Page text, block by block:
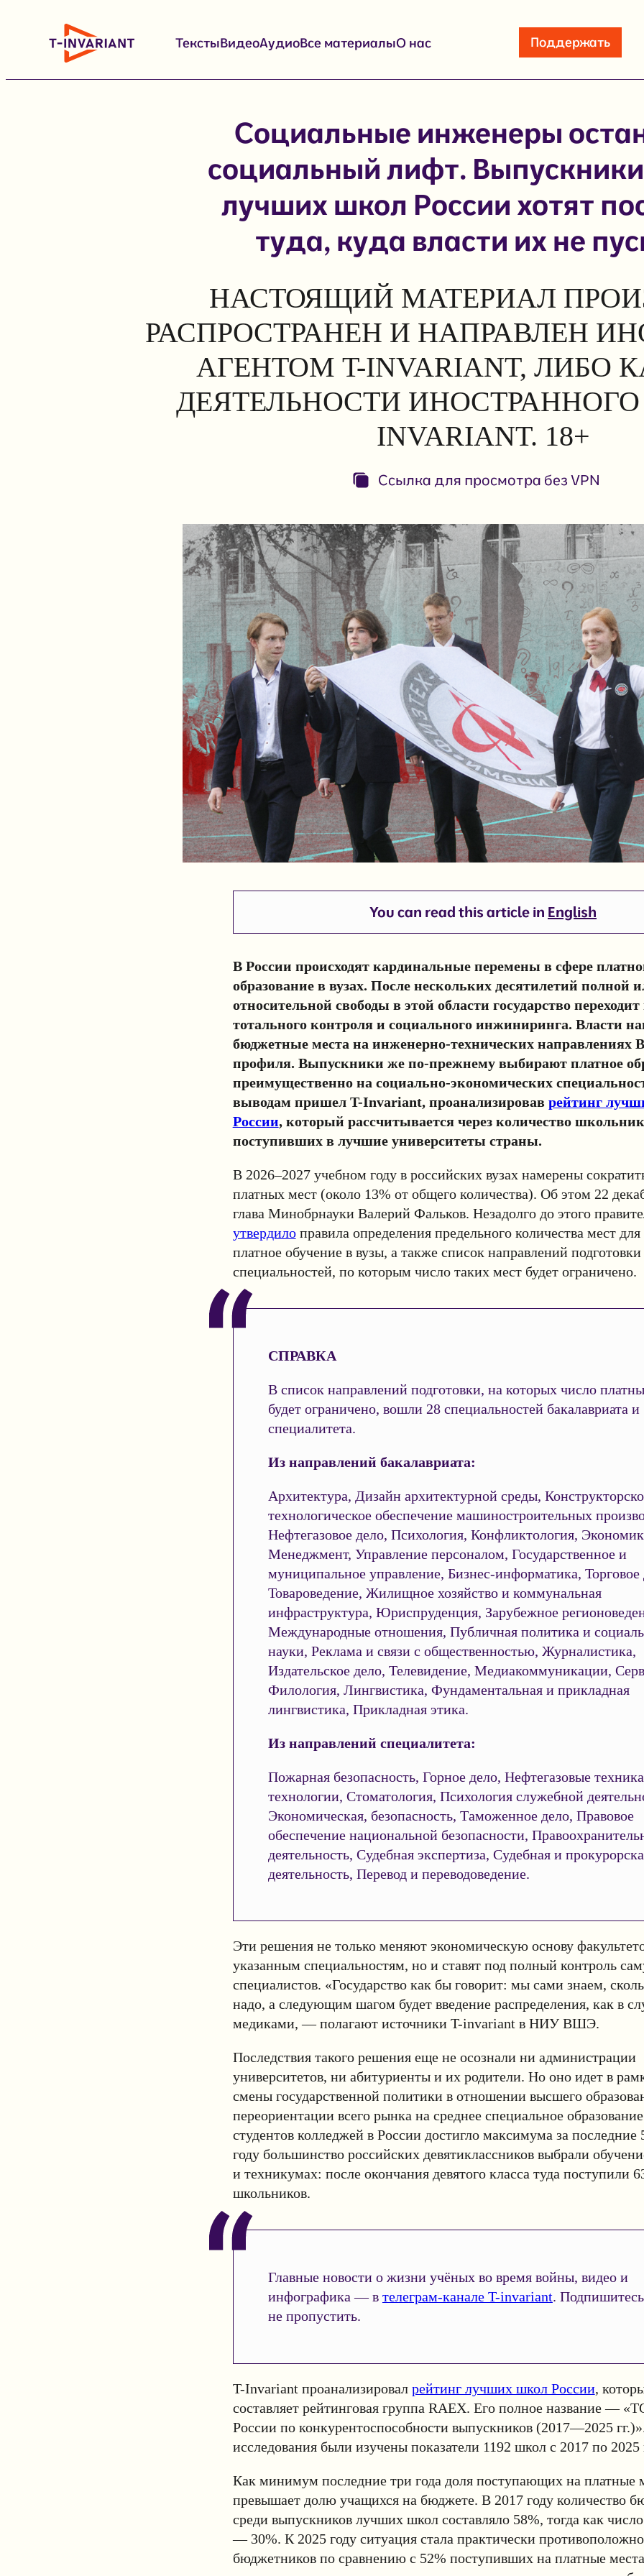
содержимому
ТекстыВидеоАудиоВсе материалыО нас Поддержать
Социальные инженеры
социальный лифт. Выпускники
лучших школ России хотят
туда, куда власти их не
НАСТОЯЩИЙ МАТЕРИАЛ
РАСПРОСТРАНЕН И НАПРАВЛЕН
АГЕНТОМ T-INVARIANT, ЛИБО
ДЕЯТЕЛЬНОСТИ ИНОСТРАННОГО
INVARIANT. 18+
Ссылка для просмотра без VPN
You can read this article in English
В России происходят кардинальные перемены в сфере
образование в вузах. После нескольких десятилетий полной
относительной свободы в этой области государство
тотального контроля и социального инжиниринга. Власти
бюджетные места на инженерно-технических направлениях
профиля. Выпускники же по-прежнему выбирают платное
преимущественно на социально-экономических
выводам пришел T-Invariant, проанализировав рейтинг
России, который рассчитывается через количество
поступивших в лучшие университеты страны.
В 2026–2027 учебном году в российских вузах намерены
платных мест (около 13% от общего количества). Об этом 22
глава Минобрнауки Валерий Фальков. Незадолго до этого
утвердилоправила определения предельного количества мест
платное обучение в вузы, а также список направлений
специальностей, по которым число таких мест будет ограничено.
СПРАВКА
В список направлений подготовки, на которых число
будет ограничено, вошли 28 специальностей бакалавриата и
специалитета.
Из направлений бакалавриата:
Архитектура, Дизайн архитектурной среды,
технологическое обеспечение машиностроительных
Нефтегазовое дело, Психология, Конфликтология,
Менеджмент, Управление персоналом, Государственное и
муниципальное управление, Бизнес-информатика, Торговое
Товароведение, Жилищное хозяйство и коммунальная
инфраструктура, Юриспруденция, Зарубежное
Международные отношения, Публичная политика и
науки, Реклама и связи с общественностью, Журналистика,
Издательское дело, Телевидение, Медиакоммуникации,
Филология, Лингвистика, Фундаментальная и прикладная
лингвистика, Прикладная этика.
Из направлений специалитета:
Пожарная безопасность, Горное дело, Нефтегазовые
технологии, Стоматология, Психология служебной
Экономическая, безопасность, Таможенное дело, Правовое
обеспечение национальной безопасности,
деятельность, Судебная экспертиза, Судебная и
деятельность, Перевод и переводоведение.
Эти решения не только меняют экономическую основу
указанным специальностям, но и ставят под полный контроль
специалистов. «Государство как бы говорит: мы сами знаем,
надо, а следующим шагом будет введение распределения, как в
медиками, — полагают источники T-invariant в НИУ ВШЭ.
Последствия такого решения еще не осознали ни администрации
университетов, ни абитуриенты и их родители. Но оно идет в
смены государственной политики в отношении высшего
переориентации всего рынка на среднее специальное
студентов колледжей в России достигло максимума за последние
году большинство российских девятиклассников выбрали
и техникумах: после окончания девятого класса туда поступили
школьников.
Главные новости о жизни учёных во время войны, видео и
инфографика — в телеграм-канале T-invariant.
не пропустить.
T-Invariant проанализировал рейтинг лучших школ России,
составляет рейтинговая группа RAEX. Его полное название —
России по конкурентоспособности выпускников (2017—2025
исследования были изучены показатели 1192 школ с 2017 по 2025
Как минимум последние три года доля поступающих на платные
превышает долю учащихся на бюджете. В 2017 году количество
среди выпускников лучших школ составляло 58%, тогда как
— 30%. К 2025 году ситуация стала практически
бюджетников по сравнению с 52% поступивших на платные